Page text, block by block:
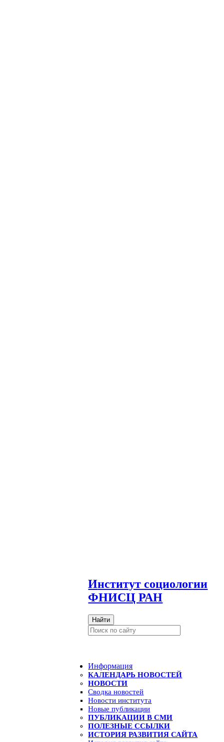
Институт социологии
ФНИСЦ РАН
Найти
Информация
КАЛЕНДАРЬ НОВОСТЕЙ
НОВОСТИ
Сводка новостей
Новости института
Новые публикации
ПУБЛИКАЦИИ В СМИ
ПОЛЕЗНЫЕ ССЫЛКИ
ИСТОРИЯ РАЗВИТИЯ САЙТА